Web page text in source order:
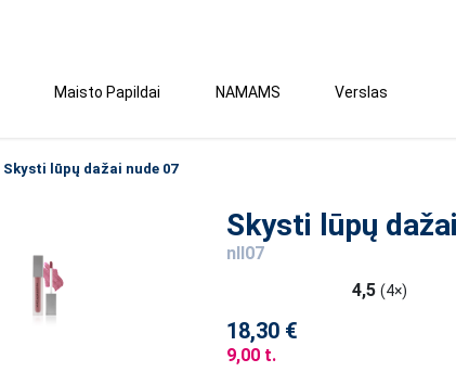
Maisto Papildai NAMAMS Verslas
Skysti lūpų dažai nude 07
Skysti lūpų
nll07
4,5 (4×)
18,30 €
9,00 t.